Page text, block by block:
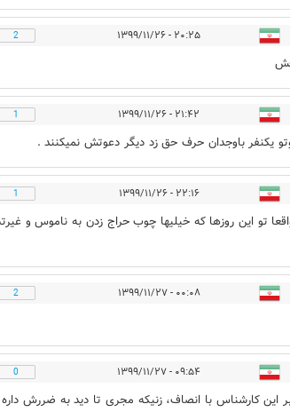
۲۰:۲۵ - ۱۳۹۹/۱۱/۲۶ 2
۲۱:۴۲ - ۱۳۹۹/۱۱/۲۶ 1
یکنفر باوجدان حرف حق زد دیگر دعوتش نمیکنند .
۲۲:۱۶ - ۱۳۹۹/۱۱/۲۶ 1
تو این روزها که خیلیها چوب حراج زدن به ناموس و
۰۰:۰۸ - ۱۳۹۹/۱۱/۲۷ 2
۰۹:۵۴ - ۱۳۹۹/۱۱/۲۷ 0
این کارشناس با انصاف، زنیکه مجری تا دید به ضررش